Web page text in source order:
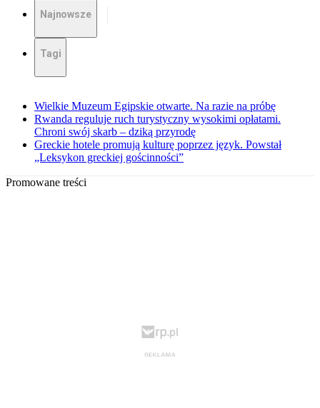
Najnowsze
Tagi
Wielkie Muzeum Egipskie otwarte. Na razie na próbę
Rwanda reguluje ruch turystyczny wysokimi opłatami.
Chroni swój skarb – dziką przyrodę
Greckie hotele promują kulturę poprzez język. Powstał
„Leksykon greckiej gościnności”
Promowane treści